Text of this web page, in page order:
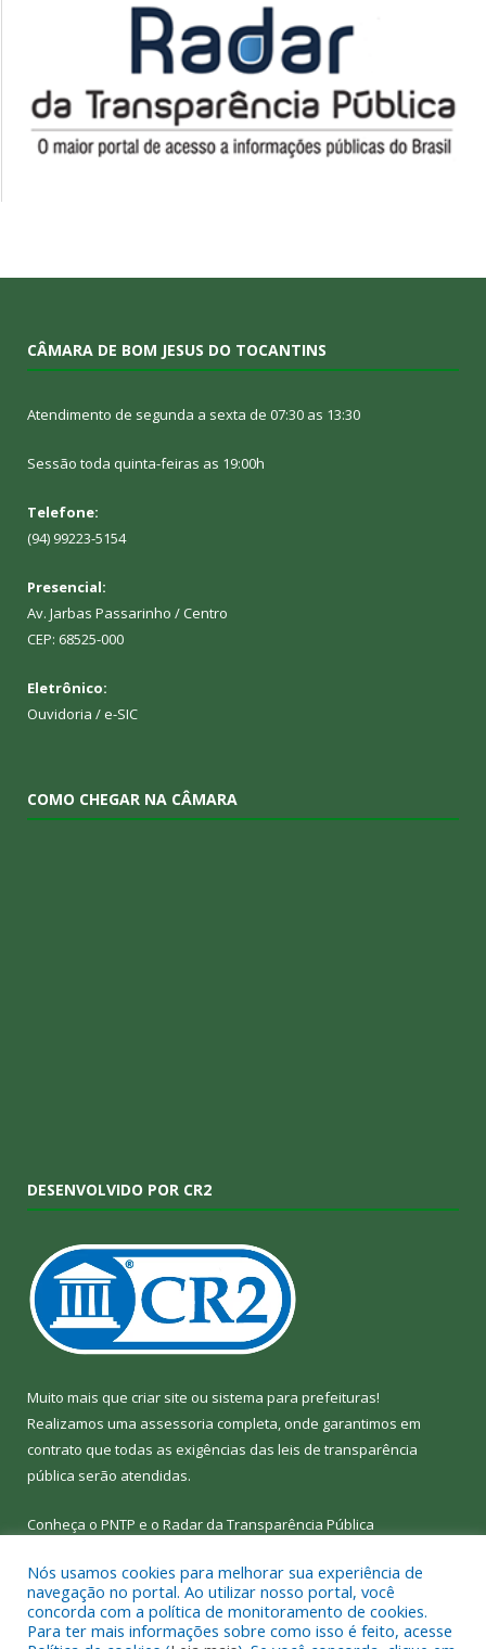
CÂMARA DE BOM JESUS DO TOCANTINS
Atendimento de segunda a sexta de 07:30 as 13:30
Sessão toda quinta-feiras as 19:00h
Telefone:
(94) 99223-5154
Presencial:
Av. Jarbas Passarinho / Centro
CEP: 68525-000
Eletrônico:
Ouvidoria / e-SIC
COMO CHEGAR NA CÂMARA
DESENVOLVIDO POR CR2
Muito mais que criar site ou sistema para prefeituras!
Realizamos uma assessoria completa, onde garantimos em
contrato que todas as exigências das leis de transparência
pública serão atendidas.
Conheça o PNTP e o Radar da Transparência Pública
Todos os direitos reservados a Câmara Municipal de Bom Jesus
Nós usamos cookies para melhorar sua experiência de
navegação no portal. Ao utilizar nosso portal, você
concorda com a política de monitoramento de cookies.
Para ter mais informações sobre como isso é feito, acesse